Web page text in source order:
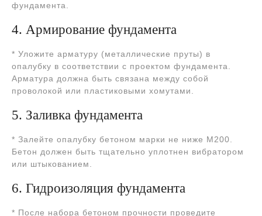
фундамента.
4. Армирование фундамента
* Уложите арматуру (металлические пруты) в
опалубку в соответствии с проектом фундамента.
Арматура должна быть связана между собой
проволокой или пластиковыми хомутами.
5. Заливка фундамента
* Залейте опалубку бетоном марки не ниже М200.
Бетон должен быть тщательно уплотнен вибратором
или штыкованием.
6. Гидроизоляция фундамента
* После набора бетоном прочности проведите